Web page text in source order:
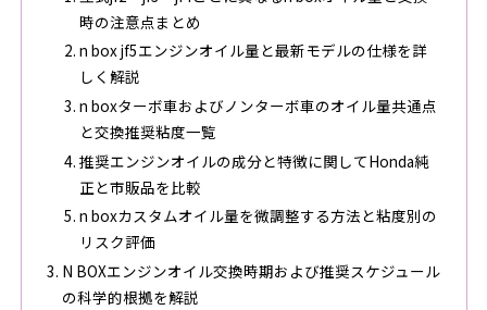
時の注意点まとめ
n box jf5エンジンオイル量と最新モデルの仕様を詳
しく解説
n boxターボ車およびノンターボ車のオイル量共通点
と交換推奨粘度一覧
推奨エンジンオイルの成分と特徴に関してHonda純
正と市販品を比較
n boxカスタムオイル量を微調整する方法と粘度別の
リスク評価
N BOXエンジンオイル交換時期および推奨スケジュール
の科学的根拠を解説